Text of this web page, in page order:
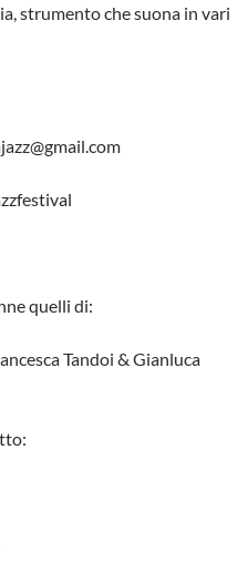
strumento che suona in vari
quelli di:
Tandoi & Gianluca